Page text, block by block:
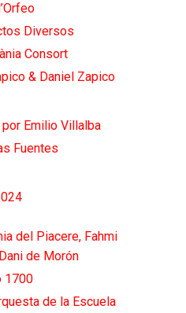
Diversos
Consort
& Daniel Zapico
Emilio Villalba
Fuentes
del Piacere, Fahmi
de Morón
1700
de la Escuela